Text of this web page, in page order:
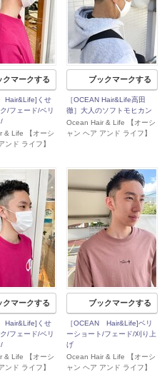
クマークする
Hair&Life]くせ
/フェード/ベリ
& Life 【オーシ
ンド ライフ】
ブックマークする
［OCEAN Hair&Life高田
徹］大人のソフトモヒカン
Ocean Hair & Life 【オーシ
ャン ヘア アンド ライフ】
クマークする
Hair&Life]くせ
/フェード/ベリ
& Life 【オーシ
ンド ライフ】
ブックマークする
［OCEAN Hair&Life]ベリ
ーショート/フェード/刈り上
げ
Ocean Hair & Life 【オーシ
ャン ヘア アンド ライフ】